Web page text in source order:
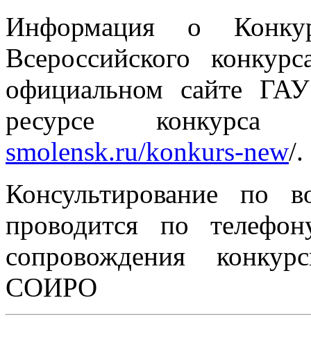
Информация о
Всероссийского
официальном сайте
ресурсе
smolensk.ru/konkurs-new/.
Консультирование по
проводится по
сопровождения
СОИРО